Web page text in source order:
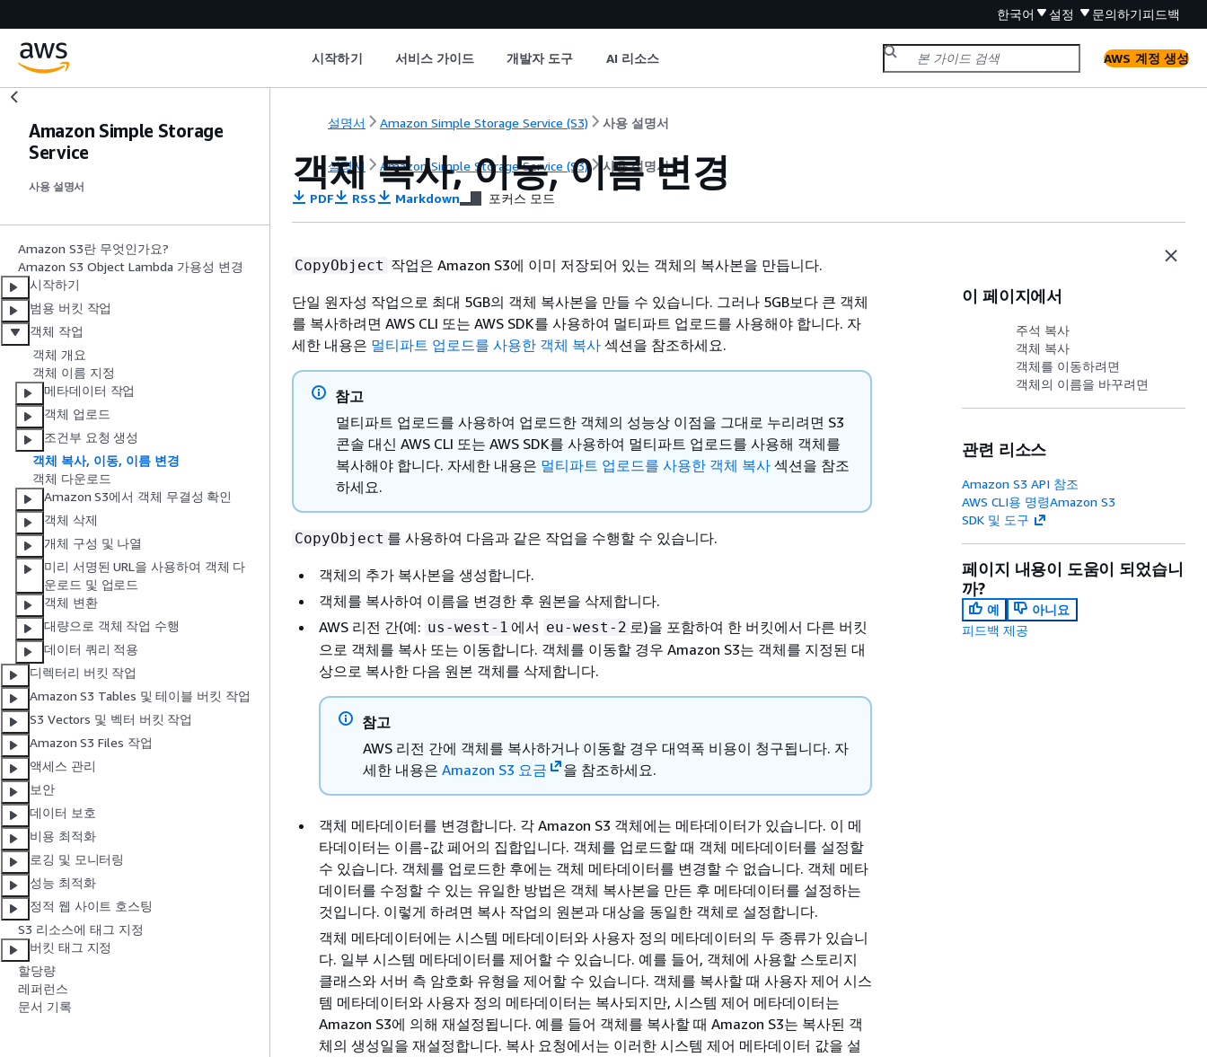
한국어 설정 문의하기피드백
시작하기 서비스 가이드 개발자 도구 AI 리소스 AWS 계정 생성
Amazon Simple Storage
Service
사용 설명서
Amazon S3란 무엇인가요?
Amazon S3 Object Lambda 가용성 변경
시작하기
범용 버킷 작업
객체 작업
객체 개요
객체 이름 지정
메타데이터 작업
객체 업로드
조건부 요청 생성
객체 복사, 이동, 이름 변경
객체 다운로드
Amazon S3에서 객체 무결성 확인
객체 삭제
개체 구성 및 나열
미리 서명된 URL을 사용하여 객체 다
운로드 및 업로드
객체 변환
대량으로 객체 작업 수행
데이터 쿼리 적용
디렉터리 버킷 작업
Amazon S3 Tables 및 테이블 버킷 작업
S3 Vectors 및 벡터 버킷 작업
Amazon S3 Files 작업
액세스 관리
보안
데이터 보호
비용 최적화
로깅 및 모니터링
성능 최적화
정적 웹 사이트 호스팅
S3 리소스에 태그 지정
버킷 태그 지정
할당량
레퍼런스
문서 기록
설명서 Amazon Simple Storage Service (S3) 사용 설명서
설명서 Amazon Simple Storage Service (S3) 사용 설명서
객체 복사, 이동, 이름 변경
PDF RSS Markdown 포커스 모드
CopyObject 작업은 Amazon S3에 이미 저장되어 있는 객체의 복사본을 만듭니다.
단일 원자성 작업으로 최대 5GB의 객체 복사본을 만들 수 있습니다. 그러나 5GB보다 큰 객체
를 복사하려면 AWS CLI 또는 AWS SDK를 사용하여 멀티파트 업로드를 사용해야 합니다. 자
세한 내용은 멀티파트 업로드를 사용한 객체 복사 섹션을 참조하세요.
참고
멀티파트 업로드를 사용하여 업로드한 객체의 성능상 이점을 그대로 누리려면 S3
콘솔 대신 AWS CLI 또는 AWS SDK를 사용하여 멀티파트 업로드를 사용해 객체를
복사해야 합니다. 자세한 내용은 멀티파트 업로드를 사용한 객체 복사 섹션을 참조
하세요.
CopyObject 를 사용하여 다음과 같은 작업을 수행할 수 있습니다.
객체의 추가 복사본을 생성합니다.
객체를 복사하여 이름을 변경한 후 원본을 삭제합니다.
AWS 리전 간(예: us-west-1 에서 eu-west-2 로)을 포함하여 한 버킷에서 다른 버킷
으로 객체를 복사 또는 이동합니다. 객체를 이동할 경우 Amazon S3는 객체를 지정된 대
상으로 복사한 다음 원본 객체를 삭제합니다.
참고
AWS 리전 간에 객체를 복사하거나 이동할 경우 대역폭 비용이 청구됩니다. 자
세한 내용은 Amazon S3 요금 을 참조하세요.
객체 메타데이터를 변경합니다. 각 Amazon S3 객체에는 메타데이터가 있습니다. 이 메
타데이터는 이름-값 페어의 집합입니다. 객체를 업로드할 때 객체 메타데이터를 설정할
수 있습니다. 객체를 업로드한 후에는 객체 메타데이터를 변경할 수 없습니다. 객체 메타
데이터를 수정할 수 있는 유일한 방법은 객체 복사본을 만든 후 메타데이터를 설정하는
것입니다. 이렇게 하려면 복사 작업의 원본과 대상을 동일한 객체로 설정합니다.
객체 메타데이터에는 시스템 메타데이터와 사용자 정의 메타데이터의 두 종류가 있습니
다. 일부 시스템 메타데이터를 제어할 수 있습니다. 예를 들어, 객체에 사용할 스토리지
클래스와 서버 측 암호화 유형을 제어할 수 있습니다. 객체를 복사할 때 사용자 제어 시스
템 메타데이터와 사용자 정의 메타데이터는 복사되지만, 시스템 제어 메타데이터는
Amazon S3에 의해 재설정됩니다. 예를 들어 객체를 복사할 때 Amazon S3는 복사된 객
체의 생성일을 재설정합니다. 복사 요청에서는 이러한 시스템 제어 메타데이터 값을 설
이 페이지에서
주석 복사
객체 복사
객체를 이동하려면
객체의 이름을 바꾸려면
관련 리소스
Amazon S3 API 참조
AWS CLI용 명령Amazon S3
SDK 및 도구
페이지 내용이 도움이 되었습니
까?
예
아니요
피드백 제공